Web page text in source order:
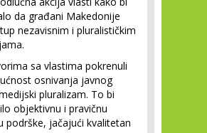
da građani Makedonije
nezavisnim i pluralističkim
sa vlastima pokrenuli
osnivanja javnog
pluralizam. To bi
objektivnu i pravičnu
podrške, jačajući kvalitetan